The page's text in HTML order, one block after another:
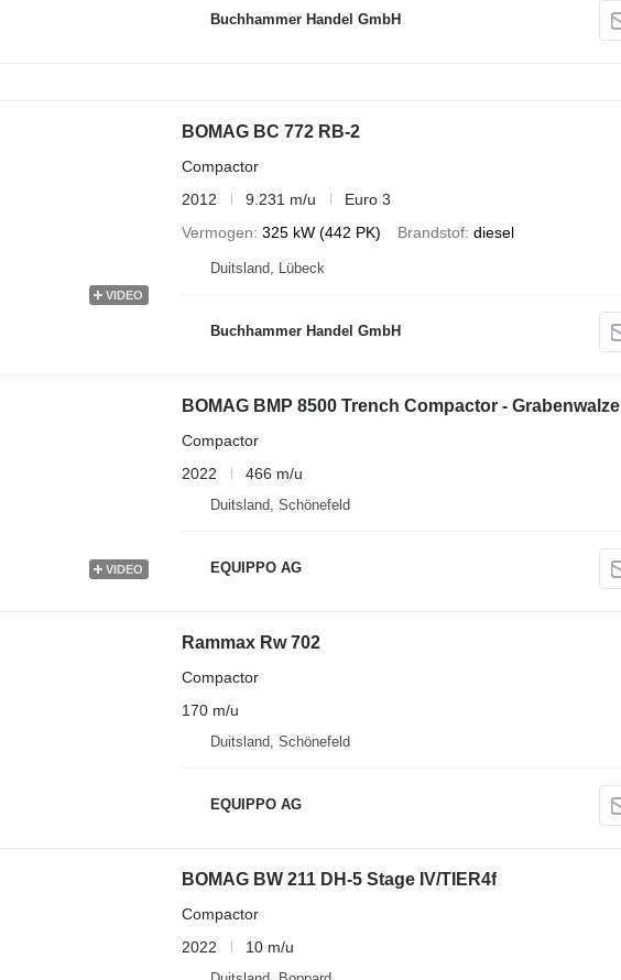
Buchhammer Handel GmbH
VIDEO
BOMAG BC 772 RB-2
Compactor
2012
9.231 m/u
Euro 3
Vermogen 325 kW (442 PK) Brandstof diesel
Duitsland, Lübeck
Buchhammer Handel GmbH
VIDEO
BOMAG BMP 8500 Trench Compactor - Grabenwalze
Compactor
2022
466 m/u
Duitsland, Schönefeld
EQUIPPO AG
Rammax Rw 702
Compactor
170 m/u
Duitsland, Schönefeld
EQUIPPO AG
BOMAG BW 211 DH-5 Stage IV/TIER4f
Compactor
2022
10 m/u